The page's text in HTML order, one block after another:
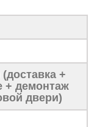
+
+ демонтаж
двери)